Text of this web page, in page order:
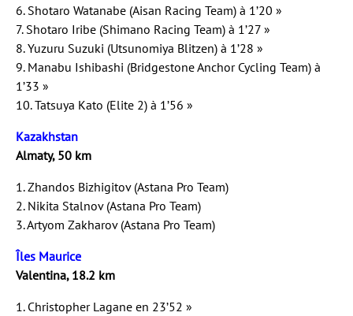
6. Shotaro Watanabe (Aisan Racing Team) à 1’20 »
7. Shotaro Iribe (Shimano Racing Team) à 1’27 »
8. Yuzuru Suzuki (Utsunomiya Blitzen) à 1’28 »
9. Manabu Ishibashi (Bridgestone Anchor Cycling Team) à
1’33 »
10. Tatsuya Kato (Elite 2) à 1’56 »
Kazakhstan
Almaty, 50 km
1. Zhandos Bizhigitov (Astana Pro Team)
2. Nikita Stalnov (Astana Pro Team)
3. Artyom Zakharov (Astana Pro Team)
Îles Maurice
Valentina, 18.2 km
1. Christopher Lagane en 23’52 »